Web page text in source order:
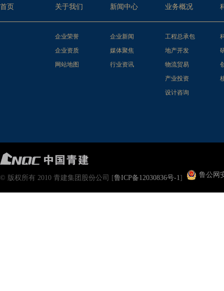
首页 关于我们 新闻中心 业务概况
企业荣誉
企业资质
网站地图
企业新闻
媒体聚焦
行业资讯
工程总承包
地产开发
物流贸易
产业投资
设计咨询
© 版权所有 2010 青建集团股份公司 [鲁ICP备12030836号-1] 鲁公网